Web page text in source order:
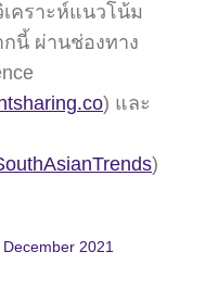
คราะห์แนวโน้ม
นี้ ผ่านช่องทาง
)​ และ
)​
December 2021